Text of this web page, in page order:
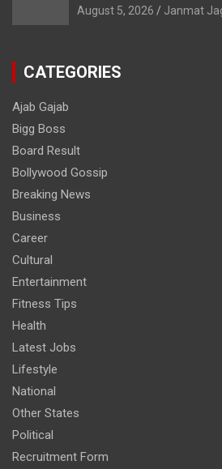
August 5, 2026 Janmat
CATEGORIES
Ajab Gajab
Bigg Boss
Board Result
Bollywood Gossip
Breaking News
Business
Career
Cultural
Entertainment
Fitness Tips
Health
Latest Jobs
Lifestyle
National
Other States
Political
Recruitment Form